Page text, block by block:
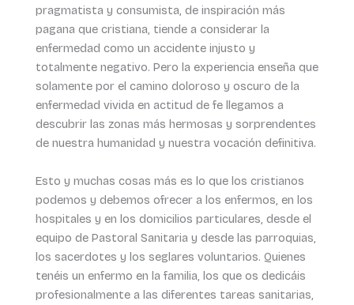
pragmatista y consumista, de inspiración más
pagana que cristiana, tiende a considerar la
enfermedad como un accidente injusto y
totalmente negativo. Pero la experiencia enseña que
solamente por el camino doloroso y oscuro de la
enfermedad vivida en actitud de fe llegamos a
descubrir las zonas más hermosas y sorprendentes
de nuestra humanidad y nuestra vocación definitiva.
Esto y muchas cosas más es lo que los cristianos
podemos y debemos ofrecer a los enfermos, en los
hospitales y en los domicilios particulares, desde el
equipo de Pastoral Sanitaria y desde las parroquias,
los sacerdotes y los seglares voluntarios. Quienes
tenéis un enfermo en la familia, los que os dedicáis
profesionalmente a las diferentes tareas sanitarias,